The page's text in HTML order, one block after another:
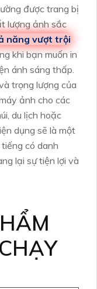
được trang bị
lượng ảnh sắc
năng vượt trội
khi bạn muốn in
ánh sáng thấp.
trọng lượng của
ảnh cho các
du lịch hoặc
dụng sẽ là một
có danh
lại sự tiện lợi và